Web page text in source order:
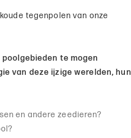
tegenpolen van onze
te mogen
van deze ijzige werelden, hun
en andere zeedieren?